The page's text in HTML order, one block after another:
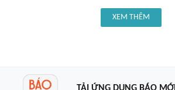
XEM THÊM